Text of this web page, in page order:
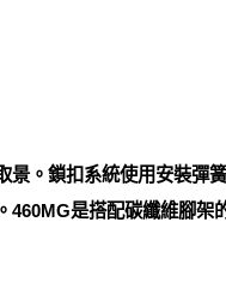
。鎖扣系統使用安裝彈
是搭配碳纖維腳架